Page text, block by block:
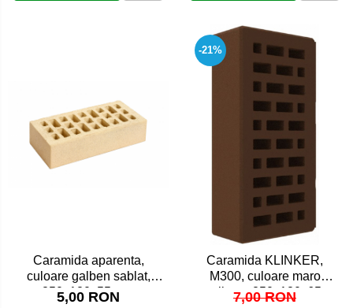
Caramida aparenta,
culoare galben sablat,
250x120x55 mm
5,00 RON
-21%
Caramida KLINKER,
M300, culoare maro
milano, 250x120x65
7,00 RON